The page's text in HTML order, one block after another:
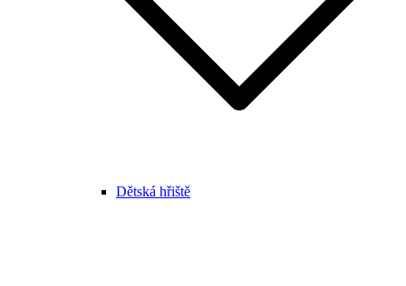
Dětská hřiště